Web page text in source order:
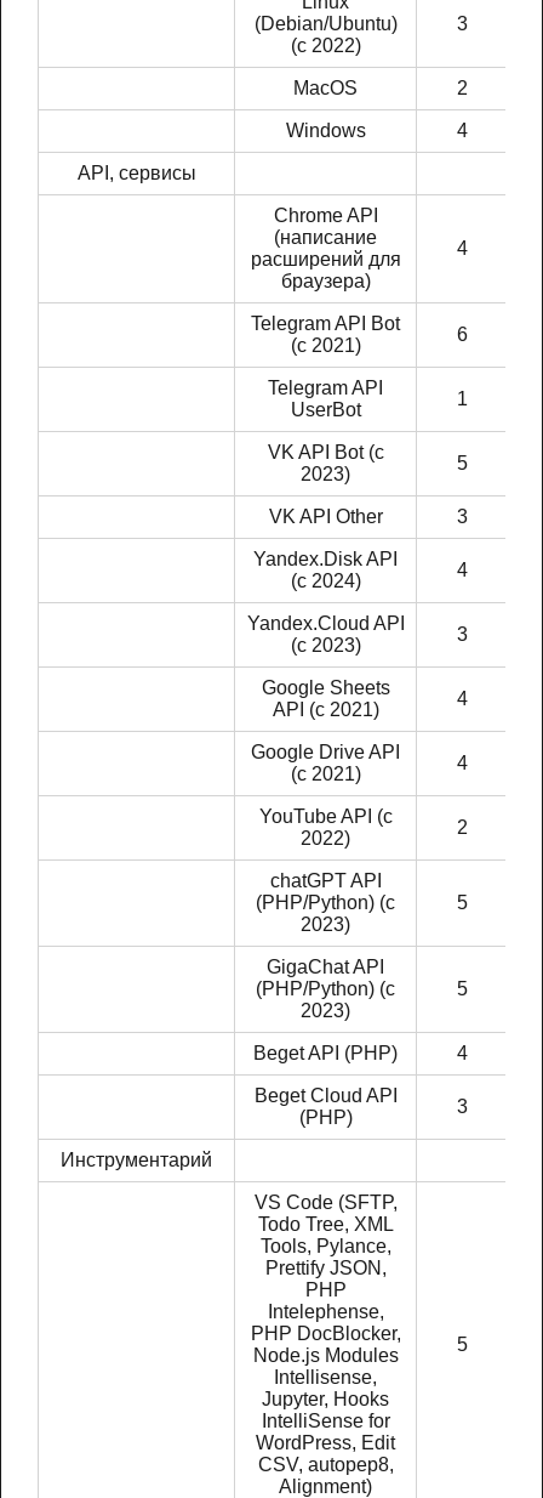
(Debian/Ubuntu)
(c 2022)
3
MacOS 2
Windows 4
API, сервисы
Chrome API
(написание
расширений для
браузера)
4
Telegram API Bot
(c 2021)
6
Telegram API
UserBot
1
VK API Bot (c
2023)
5
VK API Other 3
Yandex.Disk API
(c 2024)
4
Yandex.Cloud API
(c 2023)
3
Google Sheets
API (c 2021)
4
Google Drive API
(с 2021)
4
YouTube API (c
2022)
2
chatGPT API
(PHP/Python) (c
2023)
5
GigaChat API
(PHP/Python) (c
2023)
5
Beget API (PHP) 4
Beget Cloud API
(PHP)
3
Инструментарий
VS Code (SFTP,
Todo Tree, XML
Tools, Pylance,
Prettify JSON,
PHP
Intelephense,
PHP DocBlocker,
Node.js Modules
Intellisense,
Jupyter, Hooks
IntelliSense for
WordPress, Edit
CSV, autopep8,
Alignment)
5